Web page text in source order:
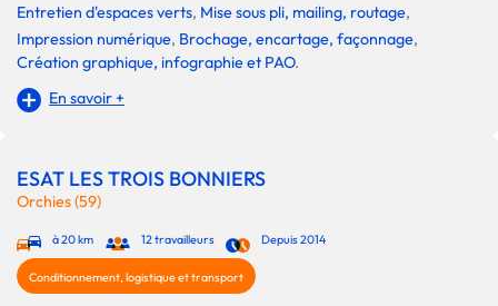
Entretien d'espaces verts, Mise sous pli, mailing, routage,
Impression numérique, Brochage, encartage, façonnage,
Création graphique, infographie et PAO.
En savoir +
ESAT LES TROIS BONNIERS
Orchies (59)
à 20 km 12 travailleurs Depuis 2014
Conditionnement, logistique et transport